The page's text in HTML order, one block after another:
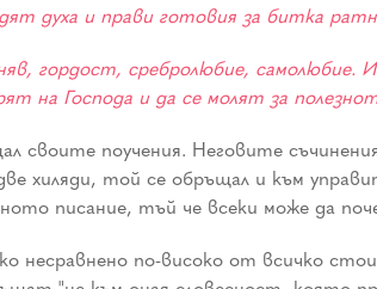
духа и прави готовия за битка
гордост, сребролюбие, самолюбие.
на Господа и да се молят за
поучения. Неговите
хиляди, той се обръщал и към
писание, тъй че всеки може да
несравнено по-високо от всичко